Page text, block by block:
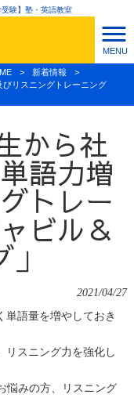
受験】塾・英語教室
MENU
> 新着情報
>
びリスニングトレーニング
から社
語力増
トレー
ビル＆
2021/04/27
語量を増やしておき
リスニング力を強化し
悩みの方、リスニング